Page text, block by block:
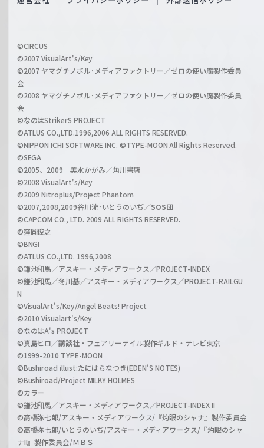
a
r
z
i
l
h
a
n
l
©CIRCUS
©2007 VisualArt's/Key
©2007 ヤマグチノボル･メディアファクトリー／ゼロの使い魔製作委員
会
©2008 ヤマグチノボル･メディアファクトリー／ゼロの使い魔製作委員
会
©なのはStrikerS PROJECT
©ATLUS CO.,LTD.1996,2006 ALL RIGHTS RESERVED.
©NIPPON ICHI SOFTWARE INC. ©TYPE-MOON All Rights Reserved.
©SEGA
©2005、2009 美水かがみ／角川書店
©2008 VisualArt's/Key
©2009 Nitroplus/Project Phantom
©2007,2008,2009谷川流･いとうのいぢ／SOS団
©CAPCOM CO., LTD. 2009 ALL RIGHTS RESERVED.
©窪岡俊之
©BNGI
©ATLUS CO.,LTD. 1996,2008
©鎌池和馬／アスキー・メディアワークス／PROJECT-INDEX
©鎌池和馬／冬川基／アスキー・メディアワークス／PROJECT-RAILGU
N
©VisualArt's/Key/Angel Beats! Project
©2010 Visualart's/Key
©なのはA's PROJECT
©真島ヒロ／講談社・フェアリーテイル製作ギルド・テレビ東京
©1999-2010 TYPE-MOON
©Bushiroad illust:たにはらなつき(EDEN'S NOTES)
©Bushiroad/Project MILKY HOLMES
©カラー
©鎌池和馬／アスキー・メディアワークス／PROJECT-INDEX II
©高橋弥七郎/アスキー・メディアワークス/『灼眼のシャナ』製作委員会
©高橋弥七郎/いとうのいぢ/アスキー・メディアワークス/『灼眼のシャ
ナII』製作委員会/ＭＢＳ